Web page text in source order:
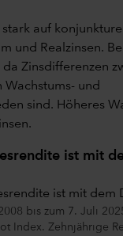
auf
und Realzinsen.
Zinsdifferenzen
und
sind. Höheres
ist mit
bis zum 7. Juli
Index. Zehnjährige